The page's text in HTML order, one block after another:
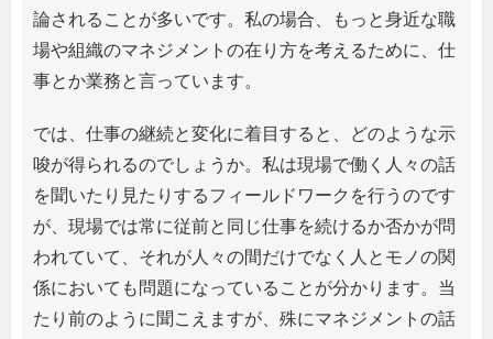
論されることが多いです。私の場合、もっと身近な職
場や組織のマネジメントの在り方を考えるために、仕
事とか業務と言っています。
では、仕事の継続と変化に着目すると、どのような示
唆が得られるのでしょうか。私は現場で働く人々の話
を聞いたり見たりするフィールドワークを行うのです
が、現場では常に従前と同じ仕事を続けるか否かが問
われていて、それが人々の間だけでなく人とモノの関
係においても問題になっていることが分かります。当
たり前のように聞こえますが、殊にマネジメントの話